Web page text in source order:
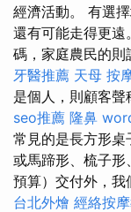
經濟活動。 有選
還有可能走得更遠
碼，家庭農民的則
牙醫推薦 天母 按
是個人，則顧客聲
seo推薦 隆鼻
常見的是長方形桌
或馬蹄形、梳子
預算）交付外，我
台北外燴 經絡按